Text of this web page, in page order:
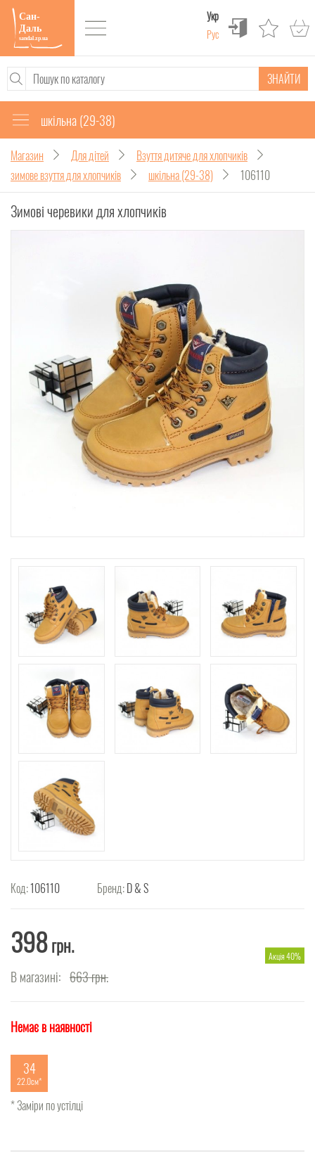
Укр
Рус
ЗНАЙТИ
шкільна (29-38)
Магазин Для дітей
Взуття дитяче для хлопчиків
зимове взуття для хлопчиків
шкільна (29-38) 106110
Зимові черевики для хлопчиків
Код:106110 Бренд:D & S
398грн.
В магазині: 663грн.
Акція 40%
Немає в наявності
34
22.0см
* Заміри по устілці